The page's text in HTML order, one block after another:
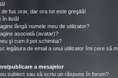
fus orar, dar ora tot este greşită!
în listă!
lângă numele meu de utilizator?
asociată (avatar)?
şi cum il pot schimba?
legătura de email a unui utilizator îmi cere să
publicare a mesajelor
subiect sau să scriu un răspuns în forum?